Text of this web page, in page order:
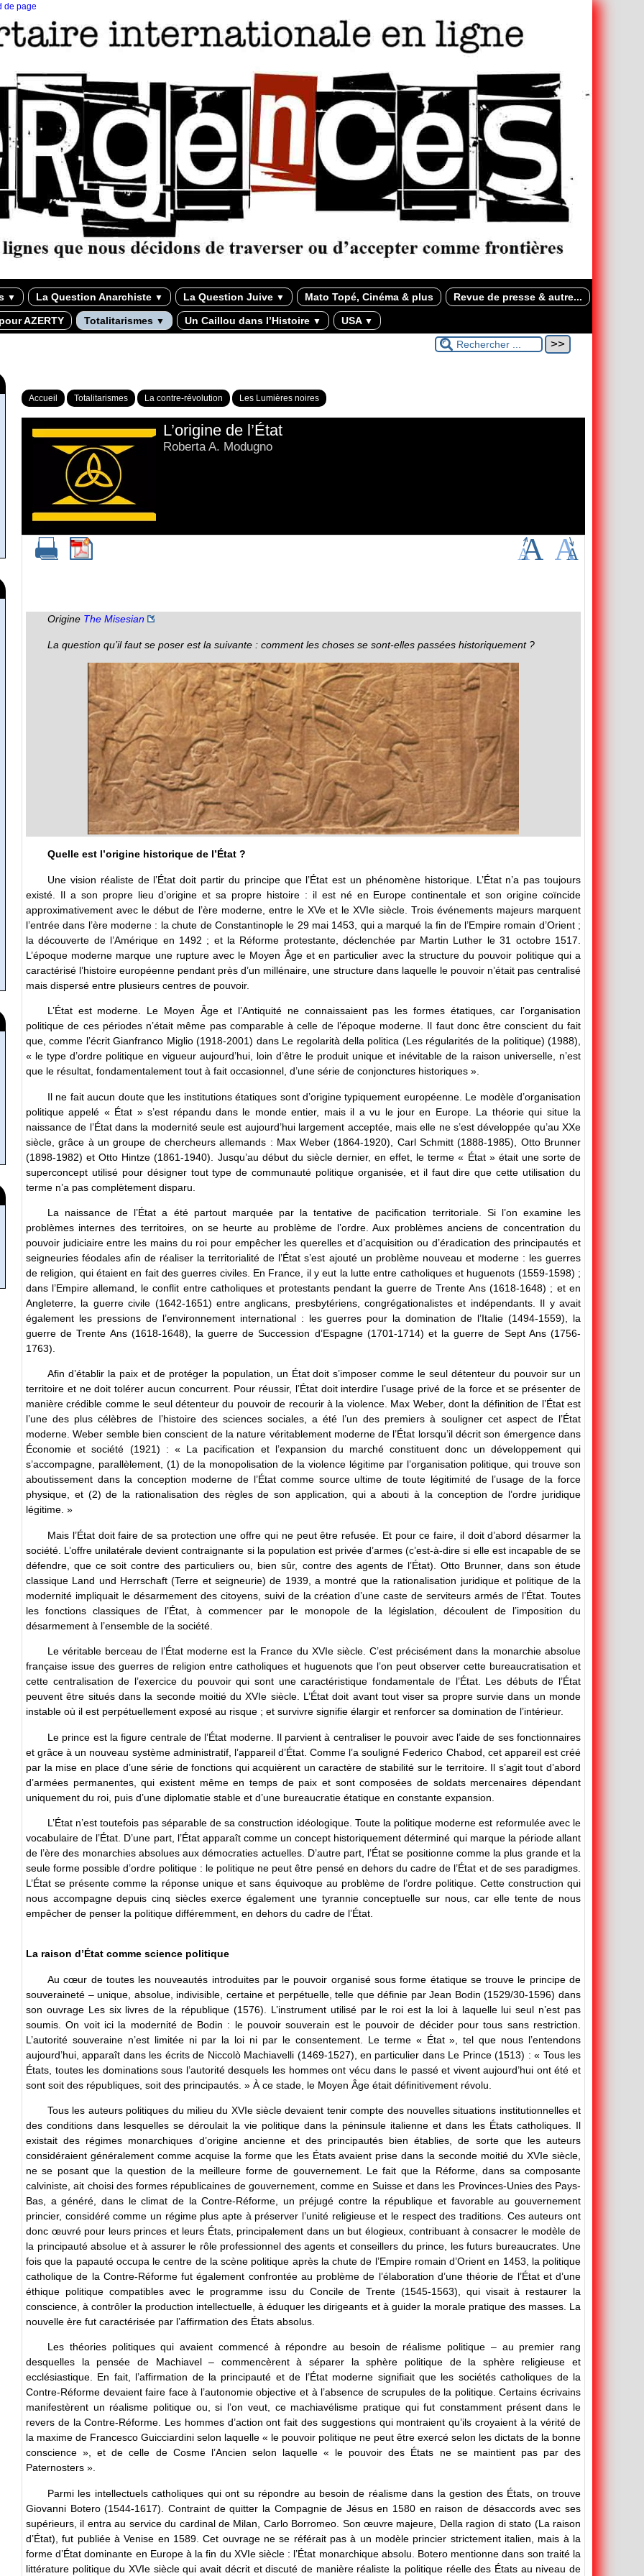
de page
▼ La Question Anarchiste ▼ La Question Juive ▼ Mato Topé, Cinéma & plus Revue de presse & autre...
AZERTY Totalitarismes ▼ Un Caillou dans l’Histoire ▼ USA ▼
Accueil Totalitarismes La contre-révolution Les Lumières noires
L’origine de l’État
Roberta A. Modugno
Origine The Misesian
La question qu’il faut se poser est la suivante : comment les choses se sont-elles passées historiquement ?
Quelle est l’origine historique de l’État ?
Une vision réaliste de l’État doit partir du principe que l’État est un phénomène historique. L’État n’a pas toujours
existé. Il a son propre lieu d’origine et sa propre histoire : il est né en Europe continentale et son origine coïncide
approximativement avec le début de l’ère moderne, entre le XVe et le XVIe siècle. Trois événements majeurs marquent
l’entrée dans l’ère moderne : la chute de Constantinople le 29 mai 1453, qui a marqué la fin de l’Empire romain d’Orient ;
la découverte de l’Amérique en 1492 ; et la Réforme protestante, déclenchée par Martin Luther le 31 octobre 1517.
L’époque moderne marque une rupture avec le Moyen Âge et en particulier avec la structure du pouvoir politique qui a
caractérisé l’histoire européenne pendant près d’un millénaire, une structure dans laquelle le pouvoir n’était pas centralisé
mais dispersé entre plusieurs centres de pouvoir.
L’État est moderne. Le Moyen Âge et l’Antiquité ne connaissaient pas les formes étatiques, car l’organisation
politique de ces périodes n’était même pas comparable à celle de l’époque moderne. Il faut donc être conscient du fait
que, comme l’écrit Gianfranco Miglio (1918-2001) dans Le regolarità della politica (Les régularités de la politique) (1988),
« le type d’ordre politique en vigueur aujourd’hui, loin d’être le produit unique et inévitable de la raison universelle, n’est
que le résultat, fondamentalement tout à fait occasionnel, d’une série de conjonctures historiques ».
Il ne fait aucun doute que les institutions étatiques sont d’origine typiquement européenne. Le modèle d’organisation
politique appelé « État » s’est répandu dans le monde entier, mais il a vu le jour en Europe. La théorie qui situe la
naissance de l’État dans la modernité seule est aujourd’hui largement acceptée, mais elle ne s’est développée qu’au XXe
siècle, grâce à un groupe de chercheurs allemands : Max Weber (1864-1920), Carl Schmitt (1888-1985), Otto Brunner
(1898-1982) et Otto Hintze (1861-1940). Jusqu’au début du siècle dernier, en effet, le terme « État » était une sorte de
superconcept utilisé pour désigner tout type de communauté politique organisée, et il faut dire que cette utilisation du
terme n’a pas complètement disparu.
La naissance de l’État a été partout marquée par la tentative de pacification territoriale. Si l’on examine les
problèmes internes des territoires, on se heurte au problème de l’ordre. Aux problèmes anciens de concentration du
pouvoir judiciaire entre les mains du roi pour empêcher les querelles et d’acquisition ou d’éradication des principautés et
seigneuries féodales afin de réaliser la territorialité de l’État s’est ajouté un problème nouveau et moderne : les guerres
de religion, qui étaient en fait des guerres civiles. En France, il y eut la lutte entre catholiques et huguenots (1559-1598) ;
dans l’Empire allemand, le conflit entre catholiques et protestants pendant la guerre de Trente Ans (1618-1648) ; et en
Angleterre, la guerre civile (1642-1651) entre anglicans, presbytériens, congrégationalistes et indépendants. Il y avait
également les pressions de l’environnement international : les guerres pour la domination de l’Italie (1494-1559), la
guerre de Trente Ans (1618-1648), la guerre de Succession d’Espagne (1701-1714) et la guerre de Sept Ans (1756-
1763).
Afin d’établir la paix et de protéger la population, un État doit s’imposer comme le seul détenteur du pouvoir sur un
territoire et ne doit tolérer aucun concurrent. Pour réussir, l’État doit interdire l’usage privé de la force et se présenter de
manière crédible comme le seul détenteur du pouvoir de recourir à la violence. Max Weber, dont la définition de l’État est
l’une des plus célèbres de l’histoire des sciences sociales, a été l’un des premiers à souligner cet aspect de l’État
moderne. Weber semble bien conscient de la nature véritablement moderne de l’État lorsqu’il décrit son émergence dans
Économie et société (1921) : « La pacification et l’expansion du marché constituent donc un développement qui
s’accompagne, parallèlement, (1) de la monopolisation de la violence légitime par l’organisation politique, qui trouve son
aboutissement dans la conception moderne de l’État comme source ultime de toute légitimité de l’usage de la force
physique, et (2) de la rationalisation des règles de son application, qui a abouti à la conception de l’ordre juridique
légitime. »
Mais l’État doit faire de sa protection une offre qui ne peut être refusée. Et pour ce faire, il doit d’abord désarmer la
société. L’offre unilatérale devient contraignante si la population est privée d’armes (c’est-à-dire si elle est incapable de se
défendre, que ce soit contre des particuliers ou, bien sûr, contre des agents de l’État). Otto Brunner, dans son étude
classique Land und Herrschaft (Terre et seigneurie) de 1939, a montré que la rationalisation juridique et politique de la
modernité impliquait le désarmement des citoyens, suivi de la création d’une caste de serviteurs armés de l’État. Toutes
les fonctions classiques de l’État, à commencer par le monopole de la législation, découlent de l’imposition du
désarmement à l’ensemble de la société.
Le véritable berceau de l’État moderne est la France du XVIe siècle. C’est précisément dans la monarchie absolue
française issue des guerres de religion entre catholiques et huguenots que l’on peut observer cette bureaucratisation et
cette centralisation de l’exercice du pouvoir qui sont une caractéristique fondamentale de l’État. Les débuts de l’État
peuvent être situés dans la seconde moitié du XVIe siècle. L’État doit avant tout viser sa propre survie dans un monde
instable où il est perpétuellement exposé au risque ; et survivre signifie élargir et renforcer sa domination de l’intérieur.
Le prince est la figure centrale de l’État moderne. Il parvient à centraliser le pouvoir avec l’aide de ses fonctionnaires
et grâce à un nouveau système administratif, l’appareil d’État. Comme l’a souligné Federico Chabod, cet appareil est créé
par la mise en place d’une série de fonctions qui acquièrent un caractère de stabilité sur le territoire. Il s’agit tout d’abord
d’armées permanentes, qui existent même en temps de paix et sont composées de soldats mercenaires dépendant
uniquement du roi, puis d’une diplomatie stable et d’une bureaucratie étatique en constante expansion.
L’État n’est toutefois pas séparable de sa construction idéologique. Toute la politique moderne est reformulée avec le
vocabulaire de l’État. D’une part, l’État apparaît comme un concept historiquement déterminé qui marque la période allant
de l’ère des monarchies absolues aux démocraties actuelles. D’autre part, l’État se positionne comme la plus grande et la
seule forme possible d’ordre politique : le politique ne peut être pensé en dehors du cadre de l’État et de ses paradigmes.
L’État se présente comme la réponse unique et sans équivoque au problème de l’ordre politique. Cette construction qui
nous accompagne depuis cinq siècles exerce également une tyrannie conceptuelle sur nous, car elle tente de nous
empêcher de penser la politique différemment, en dehors du cadre de l’État.
La raison d’État comme science politique
Au cœur de toutes les nouveautés introduites par le pouvoir organisé sous forme étatique se trouve le principe de
souveraineté – unique, absolue, indivisible, certaine et perpétuelle, telle que définie par Jean Bodin (1529/30-1596) dans
son ouvrage Les six livres de la république (1576). L’instrument utilisé par le roi est la loi à laquelle lui seul n’est pas
soumis. On voit ici la modernité de Bodin : le pouvoir souverain est le pouvoir de décider pour tous sans restriction.
L’autorité souveraine n’est limitée ni par la loi ni par le consentement. Le terme « État », tel que nous l’entendons
aujourd’hui, apparaît dans les écrits de Niccolò Machiavelli (1469-1527), en particulier dans Le Prince (1513) : « Tous les
États, toutes les dominations sous l’autorité desquels les hommes ont vécu dans le passé et vivent aujourd’hui ont été et
sont soit des républiques, soit des principautés. » À ce stade, le Moyen Âge était définitivement révolu.
Tous les auteurs politiques du milieu du XVIe siècle devaient tenir compte des nouvelles situations institutionnelles et
des conditions dans lesquelles se déroulait la vie politique dans la péninsule italienne et dans les États catholiques. Il
existait des régimes monarchiques d’origine ancienne et des principautés bien établies, de sorte que les auteurs
considéraient généralement comme acquise la forme que les États avaient prise dans la seconde moitié du XVIe siècle,
ne se posant que la question de la meilleure forme de gouvernement. Le fait que la Réforme, dans sa composante
calviniste, ait choisi des formes républicaines de gouvernement, comme en Suisse et dans les Provinces-Unies des Pays-
Bas, a généré, dans le climat de la Contre-Réforme, un préjugé contre la république et favorable au gouvernement
princier, considéré comme un régime plus apte à préserver l’unité religieuse et le respect des traditions. Ces auteurs ont
donc œuvré pour leurs princes et leurs États, principalement dans un but élogieux, contribuant à consacrer le modèle de
la principauté absolue et à assurer le rôle professionnel des agents et conseillers du prince, les futurs bureaucrates. Une
fois que la papauté occupa le centre de la scène politique après la chute de l’Empire romain d’Orient en 1453, la politique
catholique de la Contre-Réforme fut également confrontée au problème de l’élaboration d’une théorie de l’État et d’une
éthique politique compatibles avec le programme issu du Concile de Trente (1545-1563), qui visait à restaurer la
conscience, à contrôler la production intellectuelle, à éduquer les dirigeants et à guider la morale pratique des masses. La
nouvelle ère fut caractérisée par l’affirmation des États absolus.
Les théories politiques qui avaient commencé à répondre au besoin de réalisme politique – au premier rang
desquelles la pensée de Machiavel – commencèrent à séparer la sphère politique de la sphère religieuse et
ecclésiastique. En fait, l’affirmation de la principauté et de l’État moderne signifiait que les sociétés catholiques de la
Contre-Réforme devaient faire face à l’autonomie objective et à l’absence de scrupules de la politique. Certains écrivains
manifestèrent un réalisme politique ou, si l’on veut, ce machiavélisme pratique qui fut constamment présent dans le
revers de la Contre-Réforme. Les hommes d’action ont fait des suggestions qui montraient qu’ils croyaient à la vérité de
la maxime de Francesco Guicciardini selon laquelle « le pouvoir politique ne peut être exercé selon les dictats de la bonne
conscience », et de celle de Cosme l’Ancien selon laquelle « le pouvoir des États ne se maintient pas par des
Paternosters ».
Parmi les intellectuels catholiques qui ont su répondre au besoin de réalisme dans la gestion des États, on trouve
Giovanni Botero (1544-1617). Contraint de quitter la Compagnie de Jésus en 1580 en raison de désaccords avec ses
supérieurs, il entra au service du cardinal de Milan, Carlo Borromeo. Son œuvre majeure, Della ragion di stato (La raison
d’État), fut publiée à Venise en 1589. Cet ouvrage ne se référait pas à un modèle princier strictement italien, mais à la
forme d’État dominante en Europe à la fin du XVIe siècle : l’État monarchique absolu. Botero mentionne dans son traité la
littérature politique du XVIe siècle qui avait décrit et discuté de manière réaliste la politique réelle des États au niveau de